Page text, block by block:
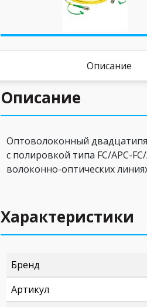
Описание
Описание
Оптоволоконный
c полировкой типа FC/APC-
волоконно-оптических
Характеристики
Бренд
Артикул